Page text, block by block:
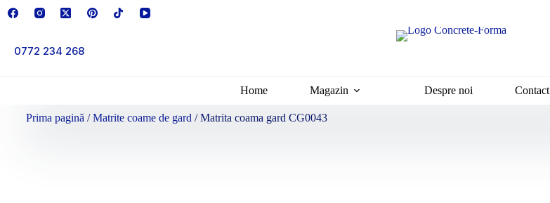
0772 234 268
Home Magazin Despre noi Contact
Prima pagină /Matrite coame de gard / Matrita coama gard CG0043